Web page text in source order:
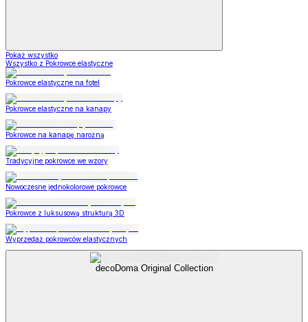
Pokaż wszystko
Wszystko z Pokrowce elastyczne
Pokrowce elastyczne na fotel
Pokrowce elastyczne na kanapy
Pokrowce na kanapę narożną
Tradycyjne pokrowce we wzory
Nowoczesne jednokolorowe pokrowce
Pokrowce z luksusową strukturą 3D
Wyprzedaż pokrowców elastycznych
decoDoma Original Collection